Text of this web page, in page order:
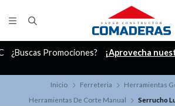
¿Buscas Promociones? ¡Aprovecha
Inicio Ferreteria
Herramientas
Herramientas De Corte Manual
Serrucho